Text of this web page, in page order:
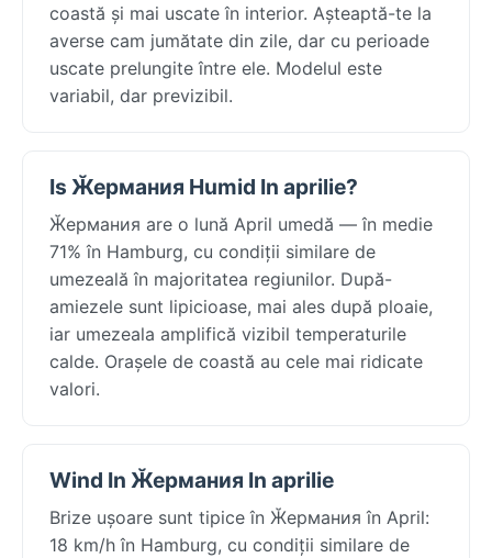
coastă și mai uscate în interior. Așteaptă-te la
averse cam jumătate din zile, dar cu perioade
uscate prelungite între ele. Modelul este
variabil, dar previzibil.
Is Ӂермания Humid In aprilie?
Ӂермания are o lună April umedă — în medie
71% în Hamburg, cu condiții similare de
umezeală în majoritatea regiunilor. După-
amiezele sunt lipicioase, mai ales după ploaie,
iar umezeala amplifică vizibil temperaturile
calde. Orașele de coastă au cele mai ridicate
valori.
Wind In Ӂермания In aprilie
Brize ușoare sunt tipice în Ӂермания în April:
18 km/h în Hamburg, cu condiții similare de